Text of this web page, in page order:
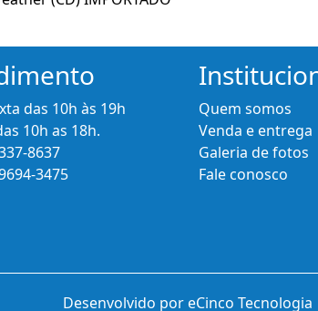
das 10h às 19h
10h as 18h.
8637
3475
Quem somos
Venda e entrega
Galeria de fotos
Fale conosco
Desenvolvido por eCinco Tecnologia